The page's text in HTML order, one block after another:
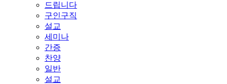
드립니다
구인구직
설교
세미나
간증
찬양
일반
설교